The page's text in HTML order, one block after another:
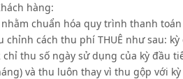
Ân 1.000 Khách Hàng Dịp Sinh
hàng:
nhằm chuẩn hóa quy trình thanh toán
chỉnh cách thu phí THUÊ như sau:
thu số ngày sử dụng của kỳ đầu
và thu luôn thay vì thu gộp với kỳ